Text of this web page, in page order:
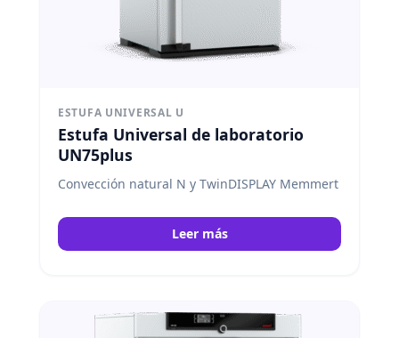
ESTUFA UNIVERSAL U
Estufa Universal de laboratorio
UN75plus
Convección natural N y TwinDISPLAY Memmert
Leer más